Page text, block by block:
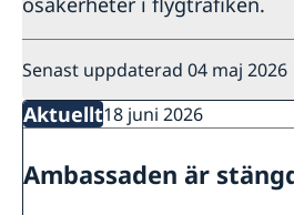
Senast uppdaterad 04 maj 2026
Aktuellt18 juni 2026
Ambassaden är